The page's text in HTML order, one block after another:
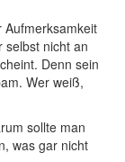
Aufmerksamkeit
selbst nicht an
Denn sein
Wer weiß,
sollte man
was gar nicht